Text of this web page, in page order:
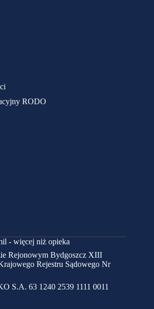
RODO
- więcej niż opieka
Rejonowym Bydgoszcz XIII
Rejestru Sądowego Nr
S.A. 63 1240 2539 1111 0011